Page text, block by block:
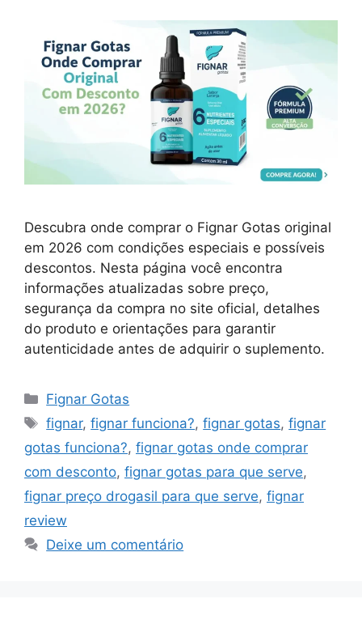
Descubra onde comprar o Fignar Gotas original
em 2026 com condições especiais e possíveis
descontos. Nesta página você encontra
informações atualizadas sobre preço,
segurança da compra no site oficial, detalhes
do produto e orientações para garantir
autenticidade antes de adquirir o suplemento.
Categorias
Fignar Gotas
Tags
fignar,fignar funciona?,fignar gotas,fignar
gotas funciona?, fignar gotas onde comprar
com desconto, fignar gotas para que serve,
fignar preço drogasil para que serve, fignar
review
Deixe um comentário